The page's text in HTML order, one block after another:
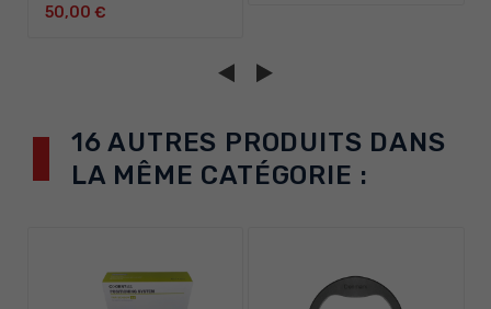
50,00 €
16 AUTRES PRODUITS DANS
LA MÊME CATÉGORIE :